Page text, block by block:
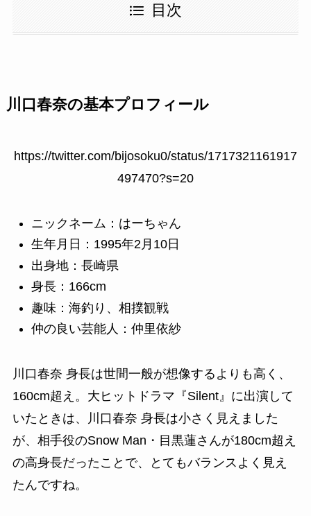
目次
川口春奈の基本プロフィール
https://twitter.com/bijosoku0/status/1717321161917
497470?s=20
ニックネーム：はーちゃん
生年月日：1995年2月10日
出身地：長崎県
身長：166cm
趣味：海釣り、相撲観戦
仲の良い芸能人：仲里依紗
川口春奈 身長は世間一般が想像するよりも高く、
160cm超え。大ヒットドラマ『Silent』に出演して
いたときは、川口春奈 身長は小さく見えました
が、相手役のSnow Man・目黒蓮さんが180cm超え
の高身長だったことで、とてもバランスよく見え
たんですね。